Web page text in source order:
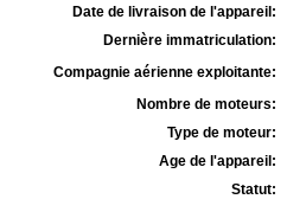
Date de livraison de l'appareil:
Dernière immatriculation:
Compagnie aérienne exploitante:
Nombre de moteurs:
Type de moteur:
Age de l'appareil:
Statut: